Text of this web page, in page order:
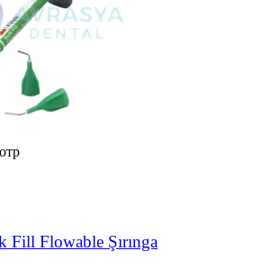
Fill Flowable Şırınga